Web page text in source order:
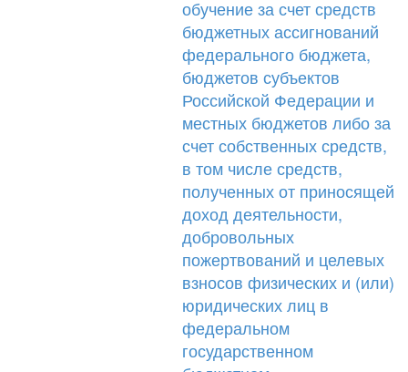
обучение за счет средств
бюджетных ассигнований
федерального бюджета,
бюджетов субъектов
Российской Федерации и
местных бюджетов либо за
счет собственных средств,
в том числе средств,
полученных от приносящей
доход деятельности,
добровольных
пожертвований и целевых
взносов физических и (или)
юридических лиц в
федеральном
государственном